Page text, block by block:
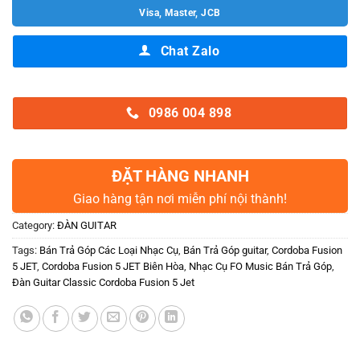
Visa, Master, JCB
Chat Zalo
0986 004 898
ĐẶT HÀNG NHANH
Giao hàng tận nơi miễn phí nội thành!
Category: ĐÀN GUITAR
Tags: Bán Trả Góp Các Loại Nhạc Cụ Bán Trả Góp guitar, Cordoba Fusion
5 JET, Cordoba Fusion 5 JET Biên Hòa Nhạc Cụ FO Music Bán Trả Góp
Đàn Guitar Classic Cordoba Fusion 5 Jet